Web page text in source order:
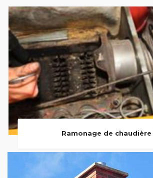
Ramonage de chaudière